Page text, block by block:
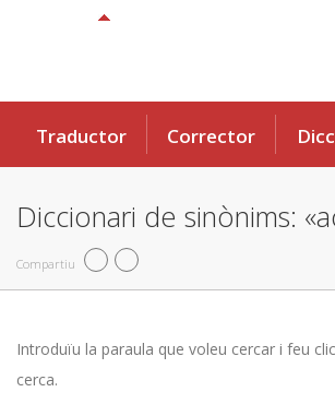
Traductor Corrector
Diccionari de sinònims:
Compartiu
Introduïu la paraula que voleu cercar i feu
cerca.